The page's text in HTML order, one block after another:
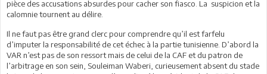
pièce des accusations absurdes pour cacher son fiasco. La suspicion et la
calomnie tournent au délire.
Il ne faut pas être grand clerc pour comprendre qu’il est farfelu
d’imputer la responsabilité de cet échec à la partie tunisienne. D’abord la
VAR n’est pas de son ressort mais de celui de la CAF et du patron de
l’arbitrage en son sein, Souleiman Waberi, curieusement absent du stade